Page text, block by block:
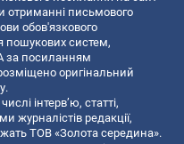
отриманні письмового
обов'язкового
пошукових систем,
за посиланням
оригінальний
інтерв’ю, статті,
журналістів редакції,
ТОВ «Золота середина».